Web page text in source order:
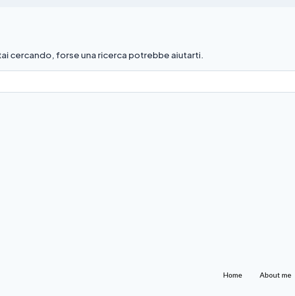
cercando, forse una ricerca potrebbe aiutarti.
Home About me